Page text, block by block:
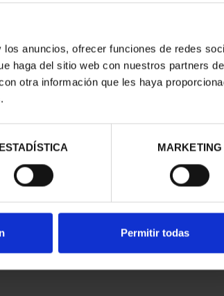
anuncios, ofrecer funciones de redes
haga del sitio web con nuestros partners de
otra información que les haya
ESTADÍSTICA MARKETING
Permitir todas
DE
SUSCRIPCIÓN CAPITALES DE
949,00 €
Sólo para usuarios registrados